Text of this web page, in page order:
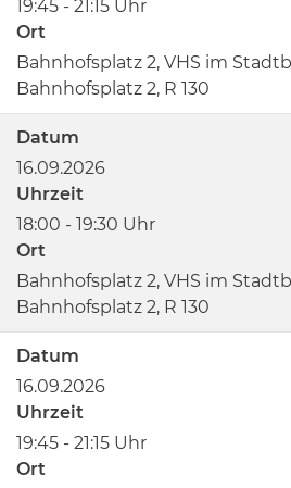
19:45 - 21:15 Uhr
Ort
Bahnhofsplatz 2, VHS im
Bahnhofsplatz 2, R 130
Datum
16.09.2026
Uhrzeit
18:00 - 19:30 Uhr
Ort
Bahnhofsplatz 2, VHS im
Bahnhofsplatz 2, R 130
Datum
16.09.2026
Uhrzeit
19:45 - 21:15 Uhr
Ort